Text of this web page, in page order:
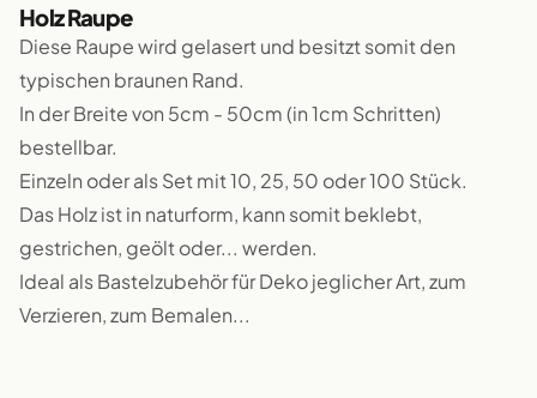
Holz Raupe
Diese Raupe wird gelasert und besitzt somit den
typischen braunen Rand.
In der Breite von 5cm - 50cm (in 1cm Schritten)
bestellbar.
Einzeln oder als Set mit 10, 25, 50 oder 100 Stück.
Das Holz ist in naturform, kann somit beklebt,
gestrichen, geölt oder... werden.
Ideal als Bastelzubehör für Deko jeglicher Art, zum
Verzieren, zum Bemalen...